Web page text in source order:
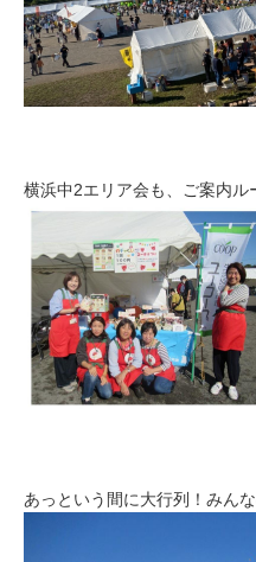
横浜中2エリア会も、ご案内ル
あっという間に大行列！みん